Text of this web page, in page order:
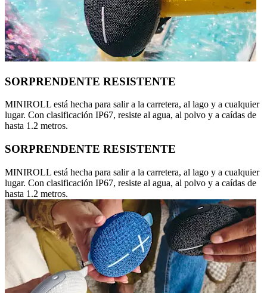
SORPRENDENTE RESISTENTE
MINIROLL está hecha para salir a la carretera, al lago y a cualquier
lugar. Con clasificación IP67, resiste al agua, al polvo y a caídas de
hasta 1.2 metros.
SORPRENDENTE RESISTENTE
MINIROLL está hecha para salir a la carretera, al lago y a cualquier
lugar. Con clasificación IP67, resiste al agua, al polvo y a caídas de
hasta 1.2 metros.